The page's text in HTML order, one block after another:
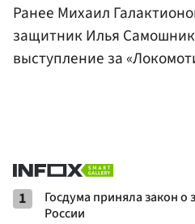
Ранее Михаил
защитник Илья
выступление за
1
Госдума приняла закон о
России